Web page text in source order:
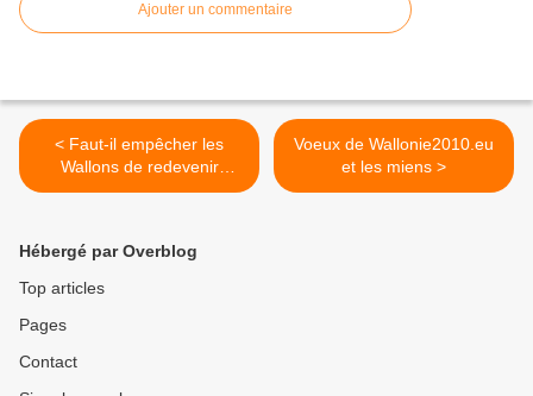
Ajouter un commentaire
< Faut-il empêcher les
Wallons de redevenir
Français ?
Voeux de Wallonie2010.eu
et les miens >
Hébergé par Overblog
Top articles
Pages
Contact